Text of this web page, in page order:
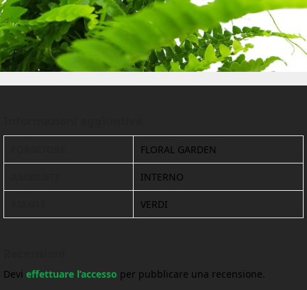
FLORAL GARDEN
INTERNO
VERDI
Devi effettuare l’accesso per pubblicare una recensione.